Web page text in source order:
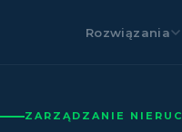
Rozwiązania
ZARZĄDZANIE